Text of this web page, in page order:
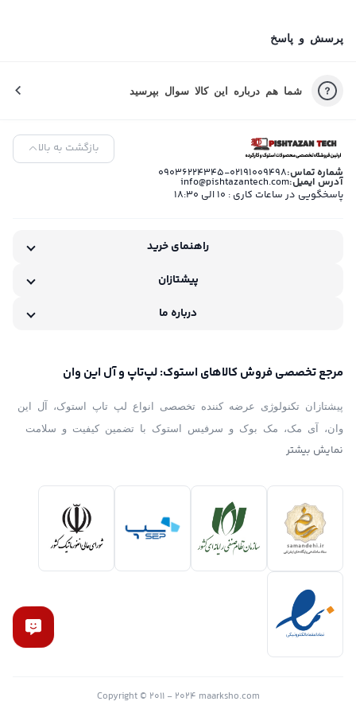
پرسش و پاسخ
شما هم درباره این کالا سوال بپرسید
شماره تماس:09036224345-02191009498
آدرس ایمیل:info@pishtazantech.com
پاسخگویی در ساعات کاری : 10 الی 18:30
بازگشت به بالا
راهنمای خرید
پیشتازان
درباره ما
مرجع تخصصی فروش کالاهای استوک: لپ‌تاپ و آل این وان
پیشتازان تکنولوژی عرضه کننده تخصصی انواع لپ تاپ استوک، آل این
وان، آی مک، مک بوک و سرفیس استوک با تضمین کیفیت و سلامت
کالا است. ما با ارائه محصولات برندهای معتبر جهانی، امکان خرید
برای کاربران خانگی، دانشجویان و کسب و کارها است.
با بررسی و تست دقیق محصولات، همراه شما برای انتخاب بهترین
نمایش بیشتر
Copyright © 2011 - 2024 maarksho.com